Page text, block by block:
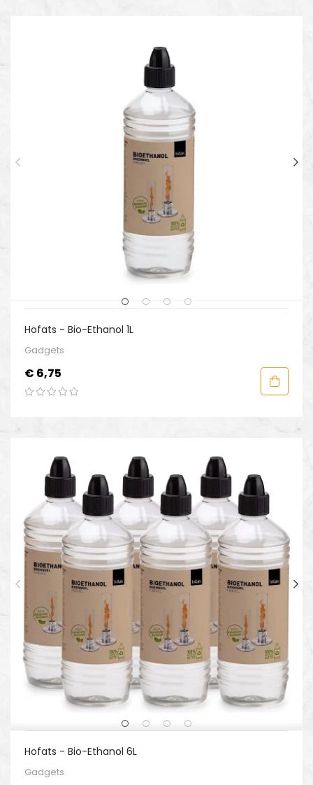
Hofats - Bio-Ethanol 1L
Gadgets
Prijs
€ 6,75
Hofats - Bio-Ethanol 6L
Gadgets